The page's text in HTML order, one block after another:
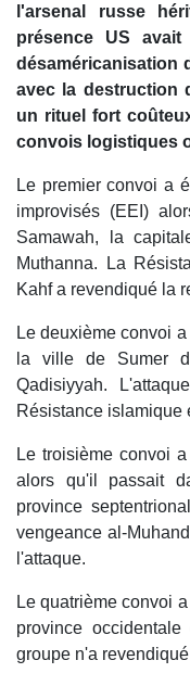
l'arsenal russe
présence US
désaméricanisation
avec la destruction
un rituel fort
convois logistiques
Le premier convoi a
improvisés (EEI)
Samawah, la
Muthanna. La
Kahf a revendiqué la
Le deuxième convoi
la ville de Sumer
Qadisiyyah.
Résistance islamique
Le troisième convoi
alors qu'il passait
province
vengeance al-
l'attaque.
Le quatrième convoi
province
groupe n'a